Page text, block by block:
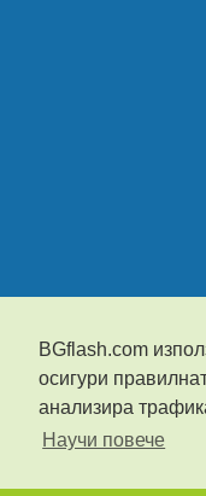
BGflash.com
осигури
анализира
Научи повече